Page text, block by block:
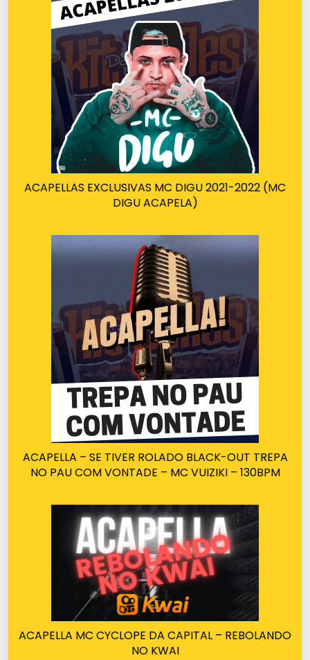
ACAPELLAS EXCLUSIVAS MC DIGU 2021-2022 (MC
DIGU ACAPELA)
ACAPELLA – SE TIVER ROLADO BLACK-OUT TREPA
NO PAU COM VONTADE – MC VUIZIKI – 130BPM
ACAPELLA MC CYCLOPE DA CAPITAL – REBOLANDO
NO KWAI